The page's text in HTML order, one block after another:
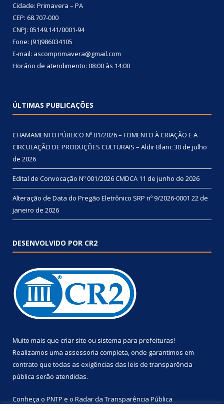
Cidade: Primavera – PA
CEP: 68.707-000
CNPJ: 05149.141/0001-94
Fone: (91)986034105
E-mail: ascomprimavera@gmail.com
Horário de atendimento: 08:00 às 14:00
ÚLTIMAS PUBLICAÇÕES
CHAMAMENTO PÚBLICO Nº 01/2026 – FOMENTO À CRIAÇÃO E A
CIRCULAÇÃO DE PRODUÇÕES CULTURAIS – Aldir Blanc30 de julho
de 2026
Edital de Convocação Nº 001/2026 CMDCA 11 de junho de 2026
Alteração de Data do Pregão Eletrônico SRP nº 9/2026-0001 22 de
janeiro de 2026
DESENVOLVIDO POR CR2
Muito mais que criar site ou sistema para prefeituras!
Realizamos uma assessoria completa, onde garantimos em
contrato que todas as exigências das leis de transparência
pública serão atendidas.
Conheça o PNTP e o Radar da Transparência Pública